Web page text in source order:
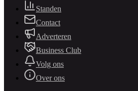
Standen
Contact
Adverteren
Business Club
Volg ons
Over ons